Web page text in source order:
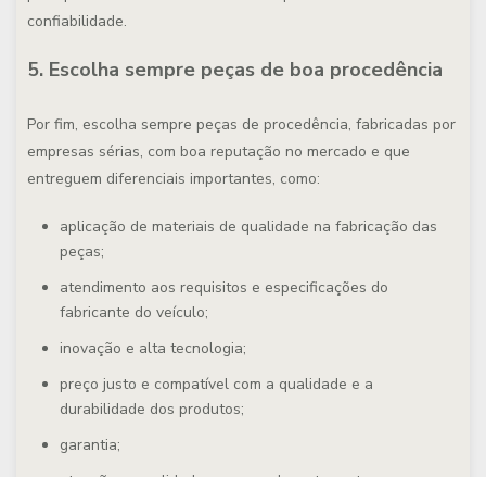
confiabilidade.
5. Escolha sempre peças de boa procedência
Por fim, escolha sempre peças de procedência, fabricadas por
empresas sérias, com boa reputação no mercado e que
entreguem diferenciais importantes, como:
aplicação de materiais de qualidade na fabricação das
peças;
atendimento aos requisitos e especificações do
fabricante do veículo;
inovação e alta tecnologia;
preço justo e compatível com a qualidade e a
durabilidade dos produtos;
garantia;